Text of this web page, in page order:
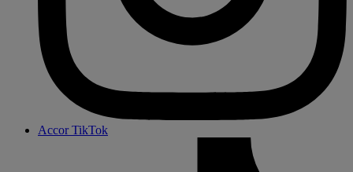
Accor TikTok